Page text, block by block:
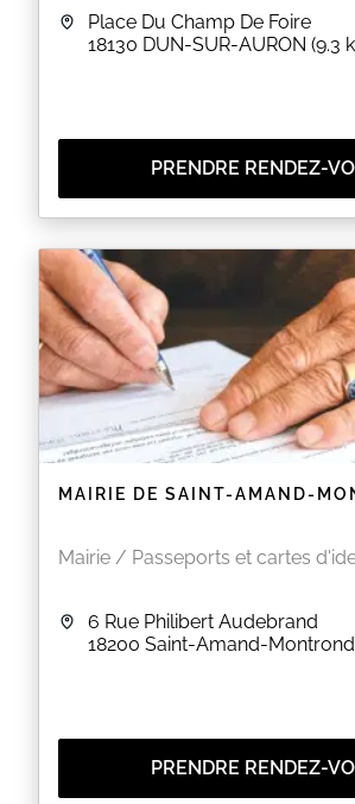
Place Du Champ De Foire
18130 DUN-SUR-AURON (9.3
PRENDRE RENDEZ-
MAIRIE DE SAINT-AMAND-
Mairie / Passeports et cartes
6 Rue Philibert Audebrand
18200 Saint-Amand-Montrond
PRENDRE RENDEZ-